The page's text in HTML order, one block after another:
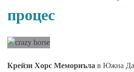
процес
Крейзи Хорс Мемориъла в Южна